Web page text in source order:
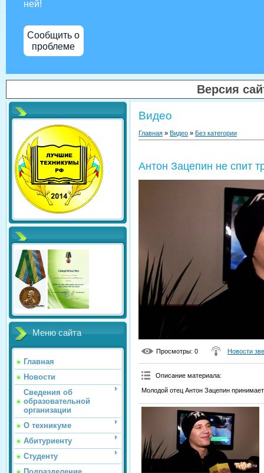
ней!
Сообщить о
проблеме
Версия
Меню сайта
Главная
Новости
Сведения об
образовательной
организации
О техникуме
Абитуриенту
Студенту
Видео
Главная » Видео » Без категории
Антон Зацепин не спит
Просмотры: 0 Новости
Описание материала:
Молодой отец Антон Зацепин